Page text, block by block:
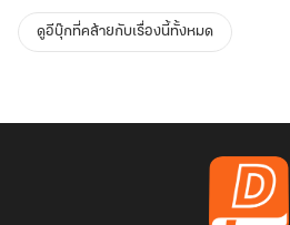
ดูอีบุ๊กที่คล้ายกับเรื่องนี้ทั้งหมด